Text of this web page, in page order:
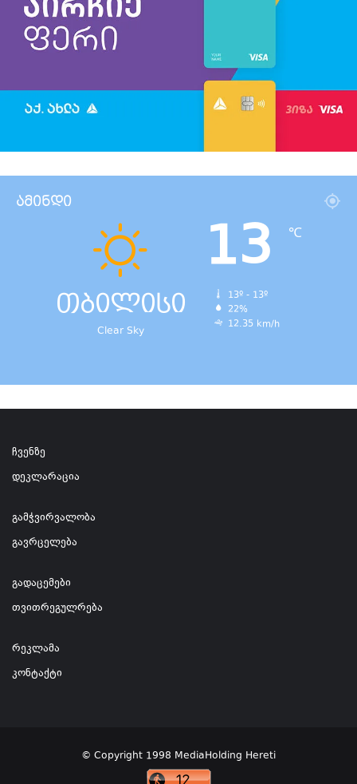
ამინდი
თბილისი
Clear Sky
13 ℃
13º - 13º
22%
12.35 km/h
ჩვენზე
დეკლარაცია
გამჭვირვალობა
გავრცელება
გადაცემები
თვითრეგულრება
რეკლამა
კონტაქტი
© Copyright 1998 MediaHolding Hereti